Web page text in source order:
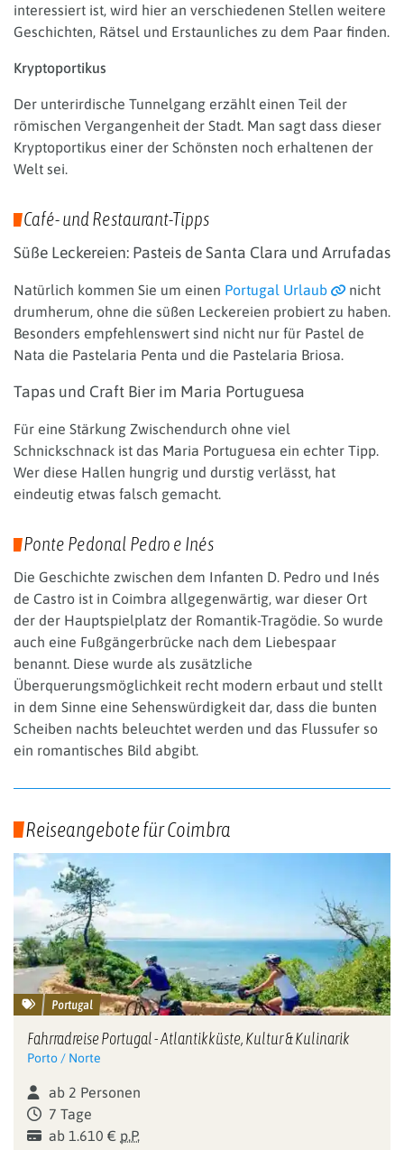
interessiert ist, wird hier an verschiedenen Stellen weitere
Geschichten, Rätsel und Erstaunliches zu dem Paar finden.
Kryptoportikus
Der unterirdische Tunnelgang erzählt einen Teil der
römischen Vergangenheit der Stadt. Man sagt dass dieser
Kryptoportikus einer der Schönsten noch erhaltenen der
Welt sei.
Café- und Restaurant-Tipps
Süße Leckereien: Pasteis de Santa Clara und Arrufadas
Natürlich kommen Sie um einen Portugal Urlaub
nicht
drumherum, ohne die süßen Leckereien probiert zu haben.
Besonders empfehlenswert sind nicht nur für Pastel de
Nata die Pastelaria Penta und die Pastelaria Briosa.
Tapas und Craft Bier im Maria Portuguesa
Für eine Stärkung Zwischendurch ohne viel
Schnickschnack ist das Maria Portuguesa ein echter Tipp.
Wer diese Hallen hungrig und durstig verlässt, hat
eindeutig etwas falsch gemacht.
Ponte Pedonal Pedro e Inés
Die Geschichte zwischen dem Infanten D. Pedro und Inés
de Castro ist in Coimbra allgegenwärtig, war dieser Ort
der der Hauptspielplatz der Romantik-Tragödie. So wurde
auch eine Fußgängerbrücke nach dem Liebespaar
benannt. Diese wurde als zusätzliche
Überquerungsmöglichkeit recht modern erbaut und stellt
in dem Sinne eine Sehenswürdigkeit dar, dass die bunten
Scheiben nachts beleuchtet werden und das Flussufer so
ein romantisches Bild abgibt.
Reiseangebote für Coimbra
Portugal
Fahrradreise Portugal - Atlantikküste, Kultur & Kulinarik
Porto / Norte
ab 2 Personen
7 Tage
ab 1.610 € p.P.